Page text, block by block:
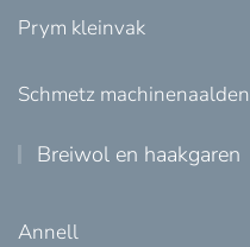
Prym kleinvak
Schmetz machinenaalden
Breiwol en haakgaren
Annell